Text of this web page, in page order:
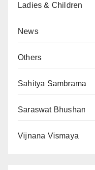
Ladies & Children
News
Others
Sahitya Sambrama
Saraswat Bhushan
Vijnana Vismaya